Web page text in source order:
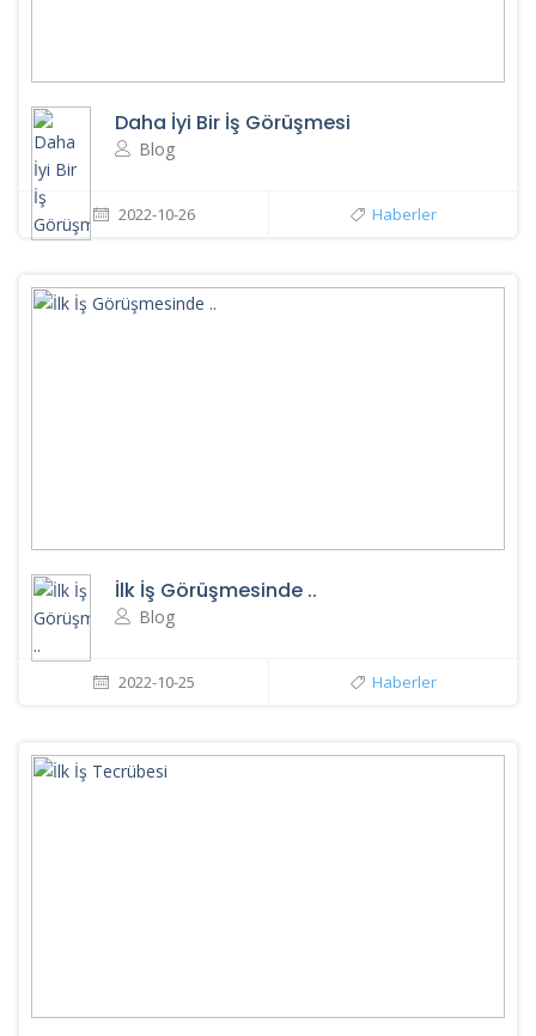
Daha İyi Bir İş Görüşmesi
Blog
2022-10-26 Haberler
İlk İş Görüşmesinde ..
Blog
2022-10-25 Haberler